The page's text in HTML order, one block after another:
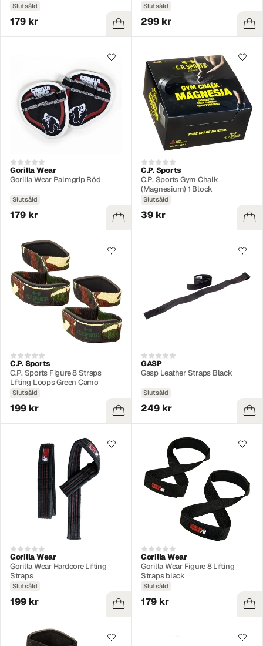
Slutsåld
179 kr
Slutsåld
299 kr
Gorilla Wear
Gorilla Wear Palmgrip Röd
Slutsåld
179 kr
C.P. Sports
C.P. Sports Gym Chalk
(Magnesium) 1 Block
Slutsåld
39 kr
C.P. Sports
C.P. Sports Figure 8 Straps
Lifting Loops Green Camo
Slutsåld
199 kr
GASP
Gasp Leather Straps Black
Slutsåld
249 kr
Gorilla Wear
Gorilla Wear Hardcore Lifting
Straps
Slutsåld
199 kr
Gorilla Wear
Gorilla Wear Figure 8 Lifting
Straps black
Slutsåld
179 kr